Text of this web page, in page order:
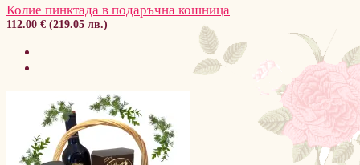
Колие пинктада в подаръчна кошница
112.00 € (219.05 лв.)